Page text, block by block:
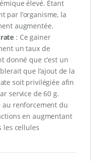
élevé. Étant
par l’organisme, la
augmentée.
: Ce gainer
un taux de
donné que c’est un
que l’ajout de la
soit privilégiée afin
service de 60 g.
au renforcement du
en augmentant
les cellules